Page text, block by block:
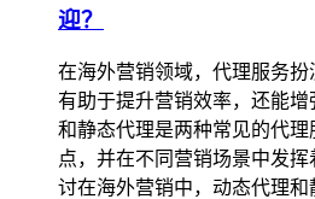
迎？
在海外营销领域，代理服务
有助于提升营销效率，还能
和静态代理是两种常见的代
点，并在不同营销场景中发
讨在海外营销中，动态代理